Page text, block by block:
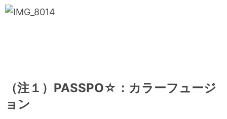
（注１）PASSPO☆：カラーフュージ
ョン